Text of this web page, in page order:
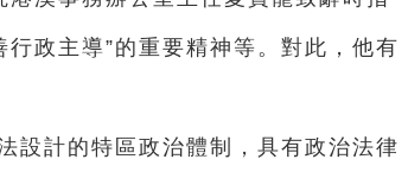
政主導”的重要精神等。對此，他有
設計的特區政治體制，具有政治法律